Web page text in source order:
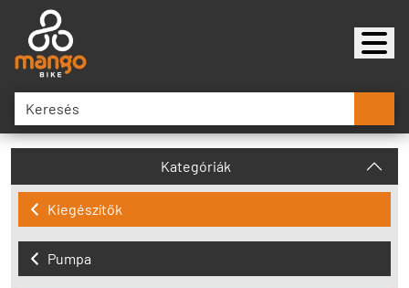
Kategóriák
Kiegészítők
Pumpa